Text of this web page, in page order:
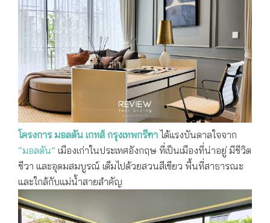
โครงการ มอลตัน เกทส์ กรุงเทพกรีฑาได้แรงบันดาลใจจาก
“มอลตัน” เมืองเก่าในประเทศอังกฤษ ที่เป็นเมืองที่น่าอยู่ มีชีวิต
ชีวา และอุดมสมบูรณ์ เต็มไปด้วยสวนสีเขียว พื้นที่สาธารณะ
และใกล้กับแม่น้ำสายสำคัญ